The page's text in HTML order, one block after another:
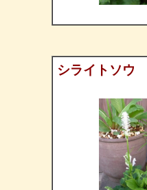
シライトソ